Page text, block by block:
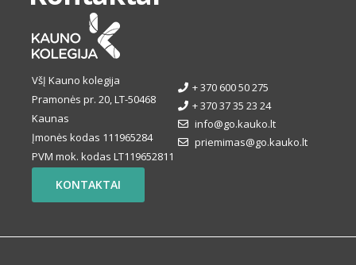
VšĮ Kauno kolegija
Pramonės pr. 20, LT-50468
Kaunas
Įmonės kodas 111965284
PVM mok. kodas LT119652811
+ 370 600 50 275
+ 370 37 35 23 24
info@go.kauko.lt
priemimas@go.kauko.lt
KONTAKTAI